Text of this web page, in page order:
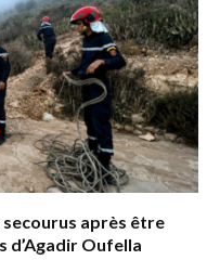
après être
d’Agadir Oufella